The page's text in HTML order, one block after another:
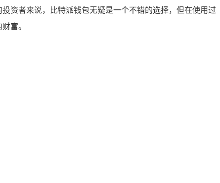
资者来说，比特派钱包无疑是一个不错的选择，但在使用过
富。